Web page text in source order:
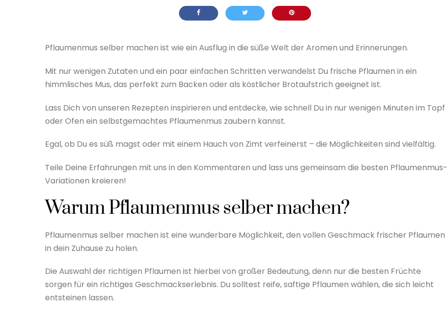
Pflaumenmus selber machen ist wie ein Ausflug in die süße Welt der Aromen und Erinnerungen.
Mit nur wenigen Zutaten und ein paar einfachen Schritten verwandelst Du frische Pflaumen in ein
himmlisches Mus, das perfekt zum Backen oder als köstlicher Brotaufstrich geeignet ist.
Lass Dich von unseren Rezepten inspirieren und entdecke, wie schnell Du in nur wenigen Minuten im Topf
oder Ofen ein selbstgemachtes Pflaumenmus zaubern kannst.
Egal, ob Du es süß magst oder mit einem Hauch von Zimt verfeinerst – die Möglichkeiten sind vielfältig.
Teile Deine Erfahrungen mit uns in den Kommentaren und lass uns gemeinsam die besten Pflaumenmus-
Variationen kreieren!
Warum Pflaumenmus selber machen?
Pflaumenmus selber machen ist eine wunderbare Möglichkeit, den vollen Geschmack frischer Pflaumen
in dein Zuhause zu holen.
Die Auswahl der richtigen Pflaumen ist hierbei von großer Bedeutung, denn nur die besten Früchte
sorgen für ein richtiges Geschmackserlebnis. Du solltest reife, saftige Pflaumen wählen, die sich leicht
entsteinen lassen.